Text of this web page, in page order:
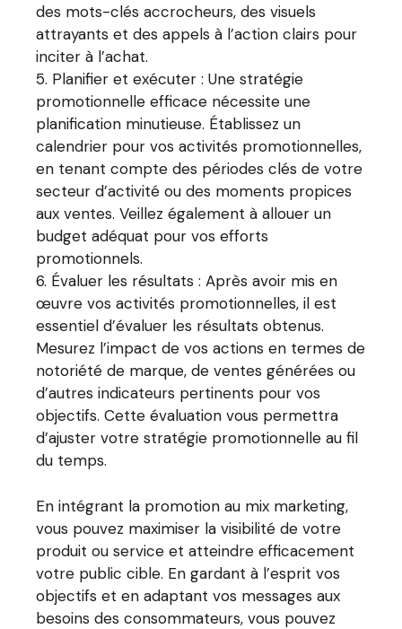
des mots-clés accrocheurs, des visuels
attrayants et des appels à l’action clairs pour
inciter à l’achat.
Planifier et exécuter : Une stratégie
promotionnelle efficace nécessite une
planification minutieuse. Établissez un
calendrier pour vos activités promotionnelles,
en tenant compte des périodes clés de votre
secteur d’activité ou des moments propices
aux ventes. Veillez également à allouer un
budget adéquat pour vos efforts
promotionnels.
Évaluer les résultats : Après avoir mis en
œuvre vos activités promotionnelles, il est
essentiel d’évaluer les résultats obtenus.
Mesurez l’impact de vos actions en termes de
notoriété de marque, de ventes générées ou
d’autres indicateurs pertinents pour vos
objectifs. Cette évaluation vous permettra
d’ajuster votre stratégie promotionnelle au fil
du temps.
En intégrant la promotion au mix marketing,
vous pouvez maximiser la visibilité de votre
produit ou service et atteindre efficacement
votre public cible. En gardant à l’esprit vos
objectifs et en adaptant vos messages aux
besoins des consommateurs, vous pouvez